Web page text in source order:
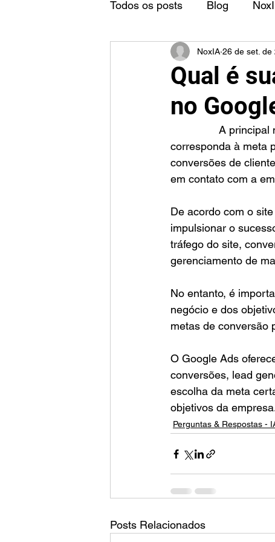
Todos os posts Blog
Qual é
no
NoxIA 26 de set. de
corresponda à meta
conversões de
em contato com a
De acordo com o
impulsionar o
tráfego do site,
gerenciamento de
No entanto, é
negócio e dos
metas de conversão
O Google Ads
conversões, lead
escolha da meta
objetivos da
Perguntas & Respostas -
Posts Relacionados